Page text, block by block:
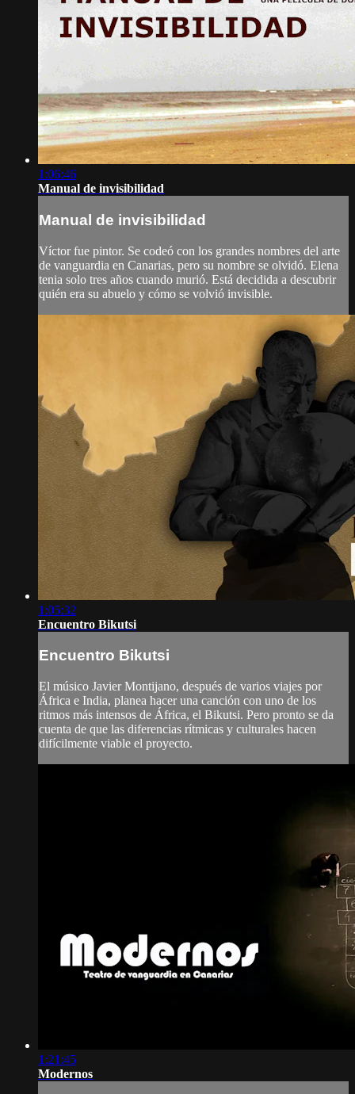
1:06:46
Manual de invisibilidad
Manual de invisibilidad
Víctor fue pintor. Se codeó con los grandes nombres del arte
de vanguardia en Canarias, pero su nombre se olvidó. Elena
tenia solo tres años cuando murió. Está decidida a descubrir
quién era su abuelo y cómo se volvió invisible.
1:05:32
Encuentro Bikutsi
Encuentro Bikutsi
El músico Javier Montijano, después de varios viajes por
África e India, planea hacer una canción con uno de los
ritmos más intensos de África, el Bikutsi. Pero pronto se da
cuenta de que las diferencias rítmicas y culturales hacen
difícilmente viable el proyecto.
1:21:45
Modernos